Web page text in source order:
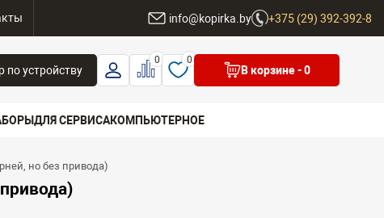
info@kopirka.by +375 (29) 392-392-8
по устройству
бренд
0 0
В корзине- 0
ДЛЯ СЕРВИСАКОМПЬЮТЕРНОЕ
но без привода)